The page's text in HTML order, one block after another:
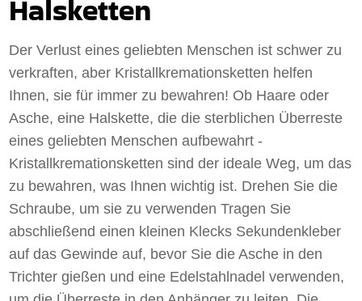
Halsketten
Der Verlust eines geliebten Menschen ist schwer zu
verkraften, aber Kristallkremationsketten helfen
Ihnen, sie für immer zu bewahren! Ob Haare oder
Asche, eine Halskette, die die sterblichen Überreste
eines geliebten Menschen aufbewahrt -
Kristallkremationsketten sind der ideale Weg, um das
zu bewahren, was Ihnen wichtig ist. Drehen Sie die
Schraube, um sie zu verwenden Tragen Sie
abschließend einen kleinen Klecks Sekundenkleber
auf das Gewinde auf, bevor Sie die Asche in den
Trichter gießen und eine Edelstahlnadel verwenden,